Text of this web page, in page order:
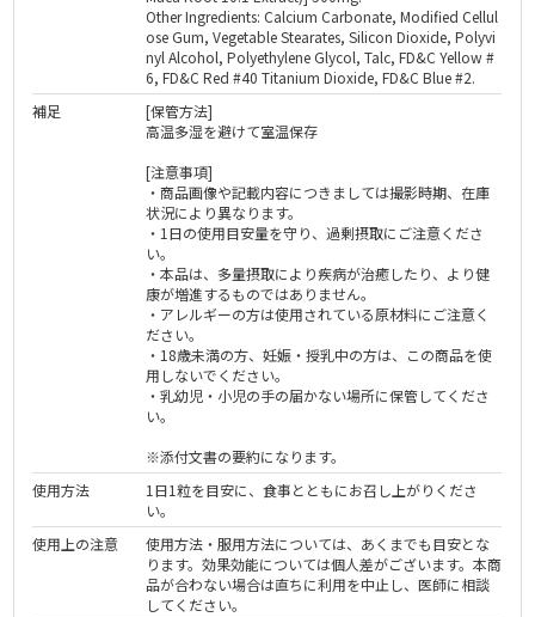
Other Ingredients: Calcium Carbonate, Modified Cellul
ose Gum, Vegetable Stearates, Silicon Dioxide, Polyvi
nyl Alcohol, Polyethylene Glycol, Talc, FD&C Yellow #
6, FD&C Red #40 Titanium Dioxide, FD&C Blue #2.
補足
[保管方法]
高温多湿を避けて室温保存
[注意事項]
・商品画像や記載内容につきましては撮影時期、在庫
状況により異なります。
・1日の使用目安量を守り、過剰摂取にご注意くださ
い。
・本品は、多量摂取により疾病が治癒したり、より健
康が増進するものではありません。
・アレルギーの方は使用されている原材料にご注意く
ださい。
・18歳未満の方、妊娠・授乳中の方は、この商品を使
用しないでください。
・乳幼児・小児の手の届かない場所に保管してくださ
い。
※添付文書の要約になります。
使用方法
1日1粒を目安に、食事とともにお召し上がりくださ
い。
使用上の注意
使用方法・服用方法については、あくまでも目安とな
ります。効果効能については個人差がございます。本商
品が合わない場合は直ちに利用を中止し、医師に相談
してください。